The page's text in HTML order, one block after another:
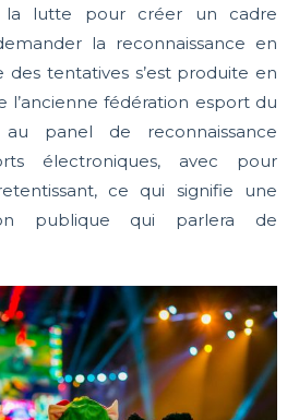
la lutte pour créer un cadre
la reconnaissance en
des tentatives s’est produite en
l’ancienne fédération esport du
panel de reconnaissance
électroniques, avec pour
ce qui signifie une
publique qui parlera de